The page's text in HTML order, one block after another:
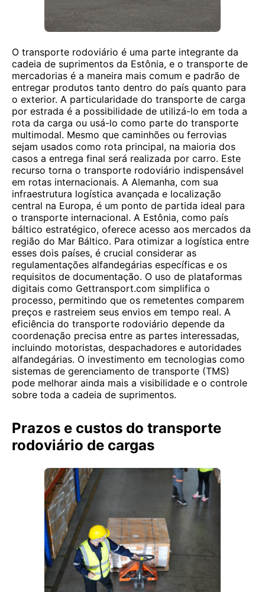
O transporte rodoviário é uma parte integrante da
cadeia de suprimentos da Estônia, e o transporte de
mercadorias é a maneira mais comum e padrão de
entregar produtos tanto dentro do país quanto para
o exterior. A particularidade do transporte de carga
por estrada é a possibilidade de utilizá-lo em toda a
rota da carga ou usá-lo como parte do transporte
multimodal. Mesmo que caminhões ou ferrovias
sejam usados ​​como rota principal, na maioria dos
casos a entrega final será realizada por carro. Este
recurso torna o transporte rodoviário indispensável
em rotas internacionais. A Alemanha, com sua
infraestrutura logística avançada e localização
central na Europa, é um ponto de partida ideal para
o transporte internacional. A Estônia, como país
báltico estratégico, oferece acesso aos mercados da
região do Mar Báltico. Para otimizar a logística entre
esses dois países, é crucial considerar as
regulamentações alfandegárias específicas e os
requisitos de documentação. O uso de plataformas
digitais como Gettransport.com simplifica o
processo, permitindo que os remetentes comparem
preços e rastreiem seus envios em tempo real. A
eficiência do transporte rodoviário depende da
coordenação precisa entre as partes interessadas,
incluindo motoristas, despachadores e autoridades
alfandegárias. O investimento em tecnologias como
sistemas de gerenciamento de transporte (TMS)
pode melhorar ainda mais a visibilidade e o controle
sobre toda a cadeia de suprimentos.
Prazos e custos do transporte
rodoviário de cargas